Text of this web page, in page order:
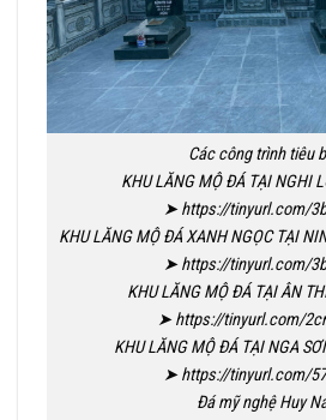
Các công trình tiêu
KHU LĂNG MỘ ĐÁ TẠI NGHI
➤ https://tinyurl.com/
KHU LĂNG MỘ ĐÁ XANH NGỌC TẠI
➤ https://tinyurl.com/
KHU LĂNG MỘ ĐÁ TẠI ÂN
➤ https://tinyurl.com/
KHU LĂNG MỘ ĐÁ TẠI NGA
➤ https://tinyurl.com/
Đá mỹ nghệ Huy